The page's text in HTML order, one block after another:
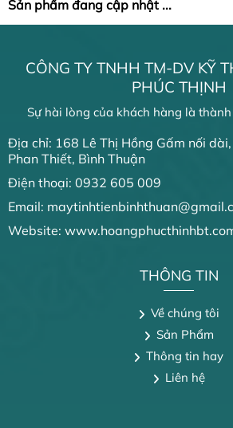
Mặt
Phụ Kiện Máy Chấm Công
BỘ
Máy
Máy
Phụ
GIẤY IN BILL - GIẤY
Giấy In Bill
Giấy In Tem Trà Sữa -
Giấy In Tem Vận Đơn
Máy
Lượng
Máy
Máy
Sản phẩm đang cập nhật ...
CÔNG TY TNHH TM-DV KỸ
PHÚC THỊNH
Sự hài lòng của khách hàng là
Địa chỉ: 168 Lê Thị Hồng Gấm nối dài,
Phan Thiết, Bình Thuận
Điện thoại: 0932 605 009
Email:
Website:
THÔNG TIN
Về chúng tôi
Sản Phẩm
Thông tin hay
Liên hệ